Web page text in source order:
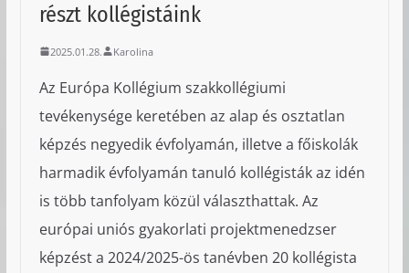
részt kollégistáink
2025.01.28. Karolina
Az Európa Kollégium szakkollégiumi
tevékenysége keretében az alap és osztatlan
képzés negyedik évfolyamán, illetve a főiskolák
harmadik évfolyamán tanuló kollégisták az idén
is több tanfolyam közül választhattak. Az
európai uniós gyakorlati projektmenedzser
képzést a 2024/2025-ös tanévben 20 kollégista